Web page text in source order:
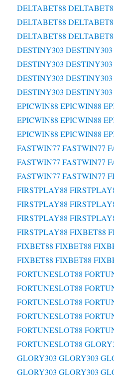
DELTABET88
DELTABET88
DELTABET88
DESTINY303 DESTINY303
DESTINY303 DESTINY303
DESTINY303 DESTINY303
DESTINY303 DESTINY303
EPICWIN88 EPICWIN88
EPICWIN88 EPICWIN88
EPICWIN88 EPICWIN88
FASTWIN77 FASTWIN77
FASTWIN77 FASTWIN77
FASTWIN77 FASTWIN77
FIRSTPLAY88
FIRSTPLAY88
FIRSTPLAY88
FIRSTPLAY88 FIXBET88
FIXBET88 FIXBET88
FIXBET88 FIXBET88
FORTUNESLOT88
FORTUNESLOT88
FORTUNESLOT88
FORTUNESLOT88
FORTUNESLOT88
FORTUNESLOT88
GLORY303 GLORY303
GLORY303 GLORY303